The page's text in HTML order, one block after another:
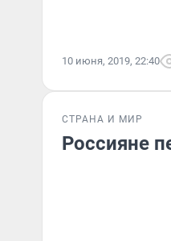
10 июня, 2019, 22:40
СТРАНА И МИР
Россияне